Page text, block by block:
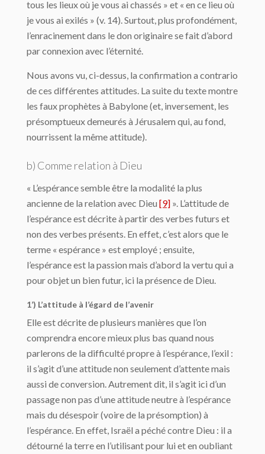
tous les lieux où je vous ai chassés » et « en ce lieu où
je vous ai exilés » (v. 14). Surtout, plus profondément,
l’enracinement dans le don originaire se fait d’abord
par connexion avec l’éternité.
Nous avons vu, ci-dessus, la confirmation a contrario
de ces différentes attitudes. La suite du texte montre
les faux prophètes à Babylone (et, inversement, les
présomptueux demeurés à Jérusalem qui, au fond,
nourrissent la même attitude).
b) Comme relation à Dieu
« L’espérance semble être la modalité la plus
ancienne de la relation avec Dieu [9] ». L’attitude de
l’espérance est décrite à partir des verbes futurs et
non des verbes présents. En effet, c’est alors que le
terme « espérance » est employé ; ensuite,
l’espérance est la passion mais d’abord la vertu qui a
pour objet un bien futur, ici la présence de Dieu.
1’) L’attitude à l’égard de l’avenir
Elle est décrite de plusieurs manières que l’on
comprendra encore mieux plus bas quand nous
parlerons de la difficulté propre à l’espérance, l’exil :
il s’agit d’une attitude non seulement d’attente mais
aussi de conversion. Autrement dit, il s’agit ici d’un
passage non pas d’une attitude neutre à l’espérance
mais du désespoir (voire de la présomption) à
l’espérance. En effet, Israël a péché contre Dieu : il a
détourné la terre en l’utilisant pour lui et en oubliant